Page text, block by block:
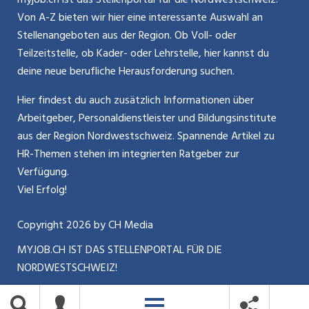
Kontakt
Impressum
Bewerber-Cockpit
Mitarbeiter 50+ / Pensionierung
Karriere allgemein
Führung
Bewerbung / Neuorientierung
Aktionen / News
ostjob.ch
zentraljob.ch
jobbasel.ch
jobbern.ch
jobmittelland.ch
jobzüri.ch
schaffu.ch (VS)
ajourjob.ch
Von A-Z bieten wir hier eine interessante Auswahl an
Stellenangeboten aus der Region. Ob Voll- oder
Teilzeitstelle, ob Kader- oder Lehrstelle, hier kannst du
deine neue berufliche Herausforderung suchen.
Hier findest du auch zusätzlich Informationen über
Arbeitgeber, Personaldienstleister und Bildungsinstitute
aus der Region Nordwestschweiz. Spannende Artikel zu
HR-Themen stehen im integrierten Ratgeber zur
Verfügung.
Viel Erfolg!
Copyright 2026by CH Media
MYJOB.CH IST DAS STELLENPORTAL FÜR DIE
NORDWESTSCHWEIZ!